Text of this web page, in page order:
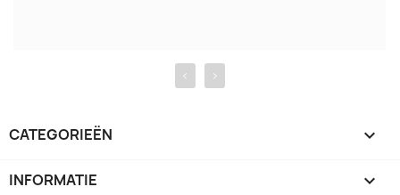
‹ ›
CATEGORIEËN 
INFORMATIE 